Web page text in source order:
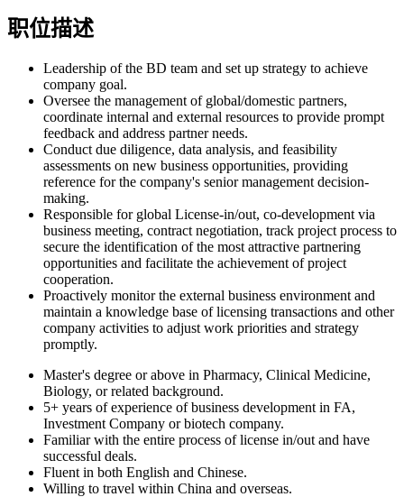
职位描述
Leadership of the BD team and set up strategy to achieve
company goal.
Oversee the management of global/domestic partners,
coordinate internal and external resources to provide prompt
feedback and address partner needs.
Conduct due diligence, data analysis, and feasibility
assessments on new business opportunities, providing
reference for the company's senior management decision-
making.
Responsible for global License-in/out, co-development via
business meeting, contract negotiation, track project process to
secure the identification of the most attractive partnering
opportunities and facilitate the achievement of project
cooperation.
Proactively monitor the external business environment and
maintain a knowledge base of licensing transactions and other
company activities to adjust work priorities and strategy
promptly.
Master's degree or above in Pharmacy, Clinical Medicine,
Biology, or related background.
5+ years of experience of business development in FA,
Investment Company or biotech company.
Familiar with the entire process of license in/out and have
successful deals.
Fluent in both English and Chinese.
Willing to travel within China and overseas.